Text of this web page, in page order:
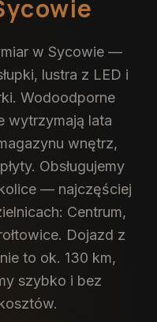
w Sycowie —
lustra z LED i
Wodoodporne
wytrzymają lata
wnętrz,
Obsługujemy
— najczęściej
Centrum,
Dojazd z
to ok. 130 km,
szybko i bez